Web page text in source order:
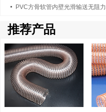
PVC方骨软管内壁光滑输送无阻力
推荐产品